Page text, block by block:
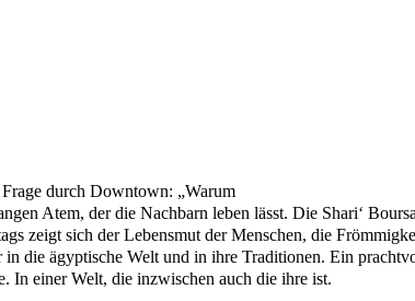
durch Downtown: „Warum
Atem, der die Nachbarn leben lässt. Die Shari‘
zeigt sich der Lebensmut der Menschen, die
die ägyptische Welt und in ihre Traditionen. Ein
In einer Welt, die inzwischen auch die ihre ist.